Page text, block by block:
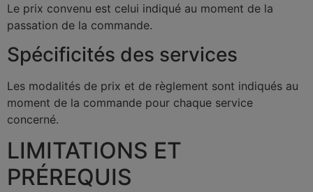
Le prix convenu est celui indiqué au moment de la
passation de la commande.
Spécificités des services
Les modalités de prix et de règlement sont indiqués au
moment de la commande pour chaque service
concerné.
LIMITATIONS ET
PRÉREQUIS